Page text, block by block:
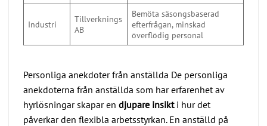
Industri
Tillverknings
AB
Bemöta säsongsbaserad
efterfrågan, minskad
överflödig personal
Personliga anekdoter från anställda De personliga
anekdoterna från anställda som har erfarenhet av
hyrlösningar skapar en djupare insikti hur det
påverkar den flexibla arbetsstyrkan. En anställd på